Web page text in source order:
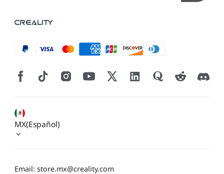
Email: store.mx@creality.com
MX(Español)